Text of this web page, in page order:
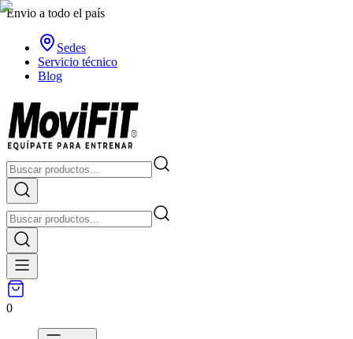
Envio a todo el país
Sedes
Servicio técnico
Blog
0